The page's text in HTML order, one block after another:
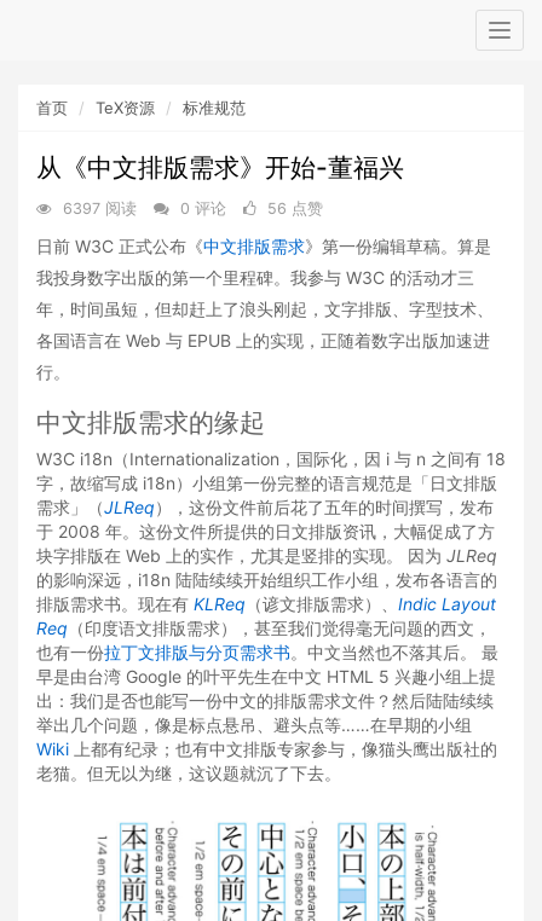
首页 TeX资源 标准规范
从《中文排版需求》开始-董福兴
6397 阅读 0 评论 56 点赞
日前 W3C 正式公布《中文排版需求》第一份编辑草稿。算是
我投身数字出版的第一个里程碑。我参与 W3C 的活动才三
年，时间虽短，但却赶上了浪头刚起，文字排版、字型技术、
各国语言在 Web 与 EPUB 上的实现，正随着数字出版加速进
行。
中文排版需求的缘起
W3C i18n（Internationalization，国际化，因 i 与 n 之间有 18
字，故缩写成 i18n）小组第一份完整的语言规范是「日文排版
需求」（JLReq），这份文件前后花了五年的时间撰写，发布
于 2008 年。这份文件所提供的日文排版资讯，大幅促成了方
块字排版在 Web 上的实作，尤其是竖排的实现。 因为 JLReq
的影响深远，i18n 陆陆续续开始组织工作小组，发布各语言的
排版需求书。现在有 KLReq （谚文排版需求）、 Indic Layout
Req （印度语文排版需求），甚至我们觉得毫无问题的西文，
也有一份拉丁文排版与分页需求书。中文当然也不落其后。 最
早是由台湾 Google 的叶平先生在中文 HTML 5 兴趣小组上提
出：我们是否也能写一份中文的排版需求文件？然后陆陆续续
举出几个问题，像是标点悬吊、避头点等……在早期的小组
Wiki 上都有纪录；也有中文排版专家参与，像猫头鹰出版社的
老猫。但无以为继，这议题就沉了下去。